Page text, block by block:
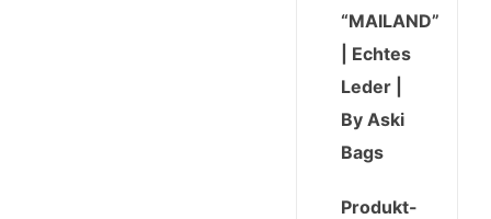
“MAILAND”
| Echtes
Leder |
By Aski
Bags
Produkt-